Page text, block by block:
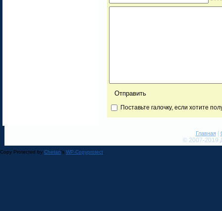
Поставьте галочку, если хотите
Главная|
© 2007-2019
Copy Protected by Chetan's WP-Copyprotect